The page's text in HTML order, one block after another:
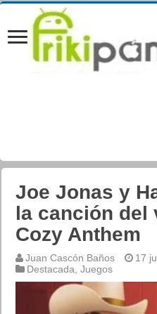
Joe Jonas y
la canción del
Cozy Anthem
Juan Cascón Baños
17
Destacada ,Juegos